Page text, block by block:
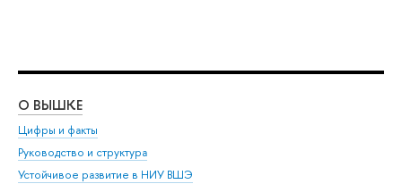
О ВЫШКЕ
Цифры и факты
Руководство и структура
Устойчивое развитие в НИУ ВШЭ